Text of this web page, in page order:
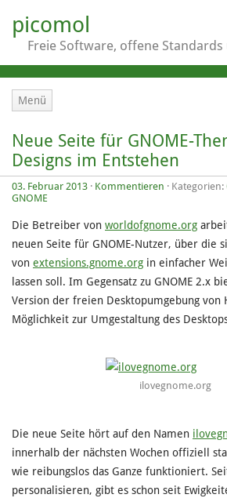
picomol
Freie Software, offene Standards
Menü
Neue Seite für GNOME-
Designs im Entstehen
03. Februar 2013 · Kommentieren · Kategorien:
GNOME
Die Betreiber von worldofgnome.org
neuen Seite für GNOME-Nutzer, über die
von extensions.gnome.org in einfacher
lassen soll. Im Gegensatz zu GNOME 2.x
Version der freien Desktopumgebung von
Möglichkeit zur Umgestaltung des
ilovegnome.org
Die neue Seite hört auf den Namen
innerhalb der nächsten Wochen offiziell
wie reibungslos das Ganze funktioniert.
personalisieren, gibt es schon seit